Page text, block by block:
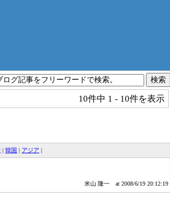
10件中 1 - 10件を表示
| 韓国 | アジア |
米山 隆一 at 2008/6/19 20:12:19